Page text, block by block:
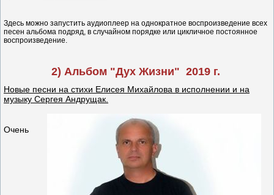
Здесь можно запустить аудиоплеер на однократное воспроизведение всех
песен альбома подряд, в случайном порядке или цикличное постоянное
воспроизведение.
2) Альбом "Дух Жизни" 2019 г.
Новые песни на стихи Елисея Михайлова в исполнении и на
музыку Сергея Андрущак.
Очень